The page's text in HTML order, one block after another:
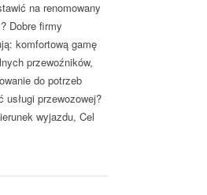
na renomowany
Dobre firmy
komfortową gamę
przewoźników,
do potrzeb
usługi przewozowej?
wyjazdu, Cel